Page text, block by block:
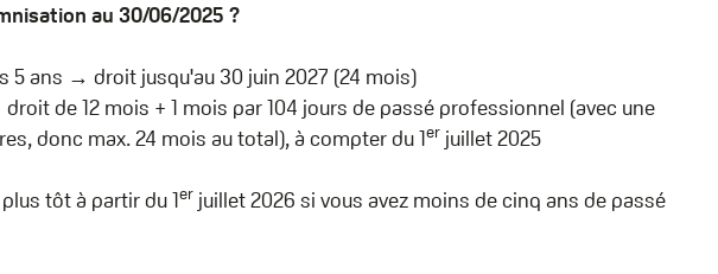
au 30/06/2025 ?
5 ans → droit jusqu'au 30 juin 2027 (24 mois)
de 12 mois + 1 mois par 104 jours de passé professionnel (avec une
donc max. 24 mois au total), à compter du 1er juillet 2025
tôt à partir du 1er juillet 2026 si vous avez moins de cinq ans de passé